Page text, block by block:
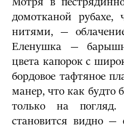
домотканой рубахе,
нитями, —
Еленушка —
цвета капорок с
бордовое тафтяное
манер, что как будто
только на
становится видно